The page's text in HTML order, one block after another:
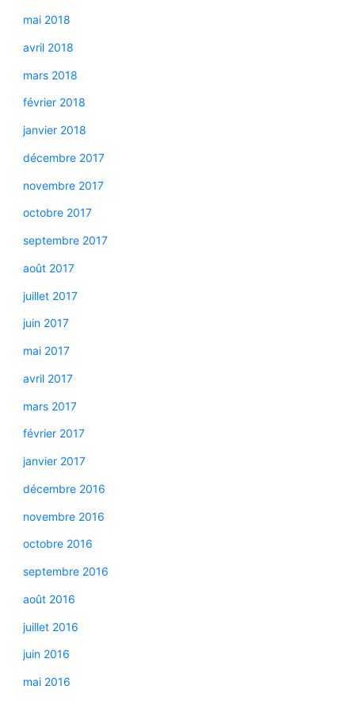
mai 2018
avril 2018
mars 2018
février 2018
janvier 2018
décembre 2017
novembre 2017
octobre 2017
septembre 2017
août 2017
juillet 2017
juin 2017
mai 2017
avril 2017
mars 2017
février 2017
janvier 2017
décembre 2016
novembre 2016
octobre 2016
septembre 2016
août 2016
juillet 2016
juin 2016
mai 2016